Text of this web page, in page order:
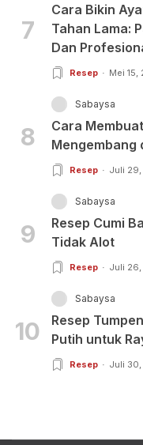
7
Cara Bikin
Tahan Lama:
Dan
Resep Mei 15,
8
Sabaysa
Cara
Mengembang
Resep Juli
9
Sabaysa
Resep Cumi
Tidak Alot
Resep Juli
10
Sabaysa
Resep
Putih untuk
Resep Juli